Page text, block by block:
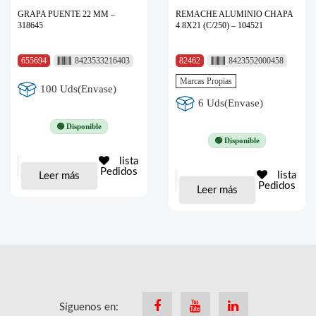
GRAPA PUENTE 22 MM –
318645
655694 8423533216403
100 Uds(Envase)
🟢 Disponible
Leer más
lista
Pedidos
REMACHE ALUMINIO CHAPA
4.8X21 (C/250) – 104521
82462 8423552000458
Marcas Propias
6 Uds(Envase)
🟢 Disponible
Leer más
lista
Pedidos
Síguenos en: FacebookYoutube Linkedin